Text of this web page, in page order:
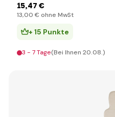
15,47 €
13,00 € ohne MwSt
+ 15 Punkte
3 - 7 Tage(Bei Ihnen 20.08.)